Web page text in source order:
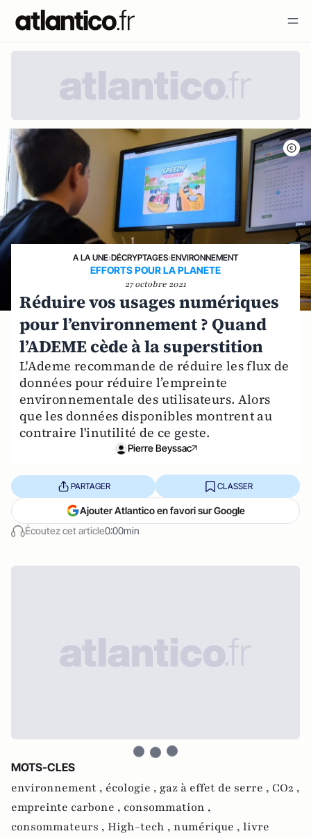
A LA UNE›DÉCRYPTAGES›ENVIRONNEMENT
EFFORTS POUR LA PLANETE
27 octobre 2021
Réduire vos usages numériques
pour l’environnement ? Quand
l’ADEME cède à la superstition
L'Ademe recommande de réduire les flux de
données pour réduire l’empreinte
environnementale des utilisateurs. Alors
que les données disponibles montrent au
contraire l'inutilité de ce geste.
Pierre Beyssac
Écoutez cet article0:00min
PARTAGER CLASSER
Ajouter Atlantico en favori sur Google
MOTS-CLES
environnement , écologie , gaz à effet de serre , CO2 ,
empreinte carbone , consommation ,
consommateurs , High-tech , numérique , livre